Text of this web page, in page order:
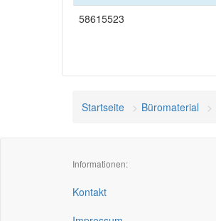
58615523
Startseite Büromaterial
Informationen:
Kontakt